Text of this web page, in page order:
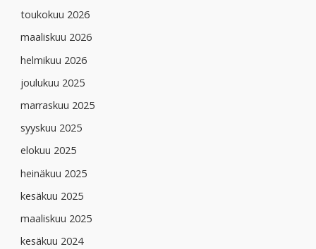
toukokuu 2026
maaliskuu 2026
helmikuu 2026
joulukuu 2025
marraskuu 2025
syyskuu 2025
elokuu 2025
heinäkuu 2025
kesäkuu 2025
maaliskuu 2025
kesäkuu 2024